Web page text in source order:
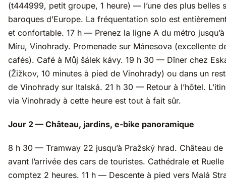
(t444999, petit groupe, 1 heure) — l’une des plus belles
baroques d’Europe. La fréquentation solo est
et confortable. 17 h — Prenez la ligne A du métro
Míru, Vinohrady. Promenade sur Mánesova (excellente
cafés). Café à Můj šálek kávy. 19 h 30 — Dîner chez
(Žižkov, 10 minutes à pied de Vinohrady) ou dans un
de Vinohrady sur Italská. 21 h 30 — Retour à l’hôtel.
via Vinohrady à cette heure est tout à fait sûr.
Jour 2 — Château, jardins, e-bike panoramique
8 h 30 — Tramway 22 jusqu’à Pražský hrad. Château de
avant l’arrivée des cars de touristes. Cathédrale et
comptez 2 heures. 11 h — Descente à pied vers Malá